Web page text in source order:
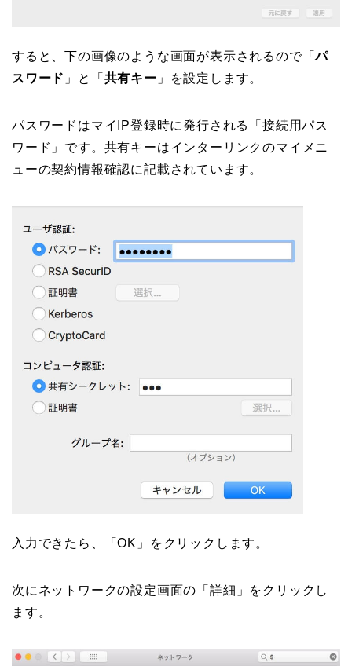
すると、下の画像のような画面が表示されるので「パ
スワード 」と「 共有キー 」を設定します。
パスワードはマイIP登録時に発行される「接続用パス
ワード」です。共有キーはインターリンクのマイメニ
ューの契約情報確認に記載されています。
入力できたら、「OK」をクリックします。
次にネットワークの設定画面の「詳細」をクリックし
ます。